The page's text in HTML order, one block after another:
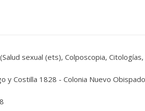
(Salud sexual (ets), Colposcopia,
y Costilla 1828 - Colonia Nuevo